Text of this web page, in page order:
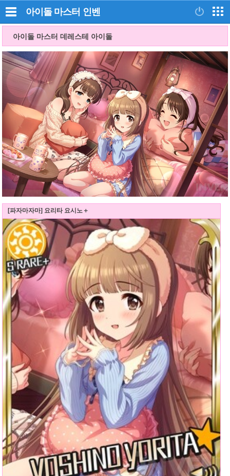
아이돌 마스터 인벤
아이돌 마스터 데레스테 아이돌
[파자마자마] 요리타 요시노＋